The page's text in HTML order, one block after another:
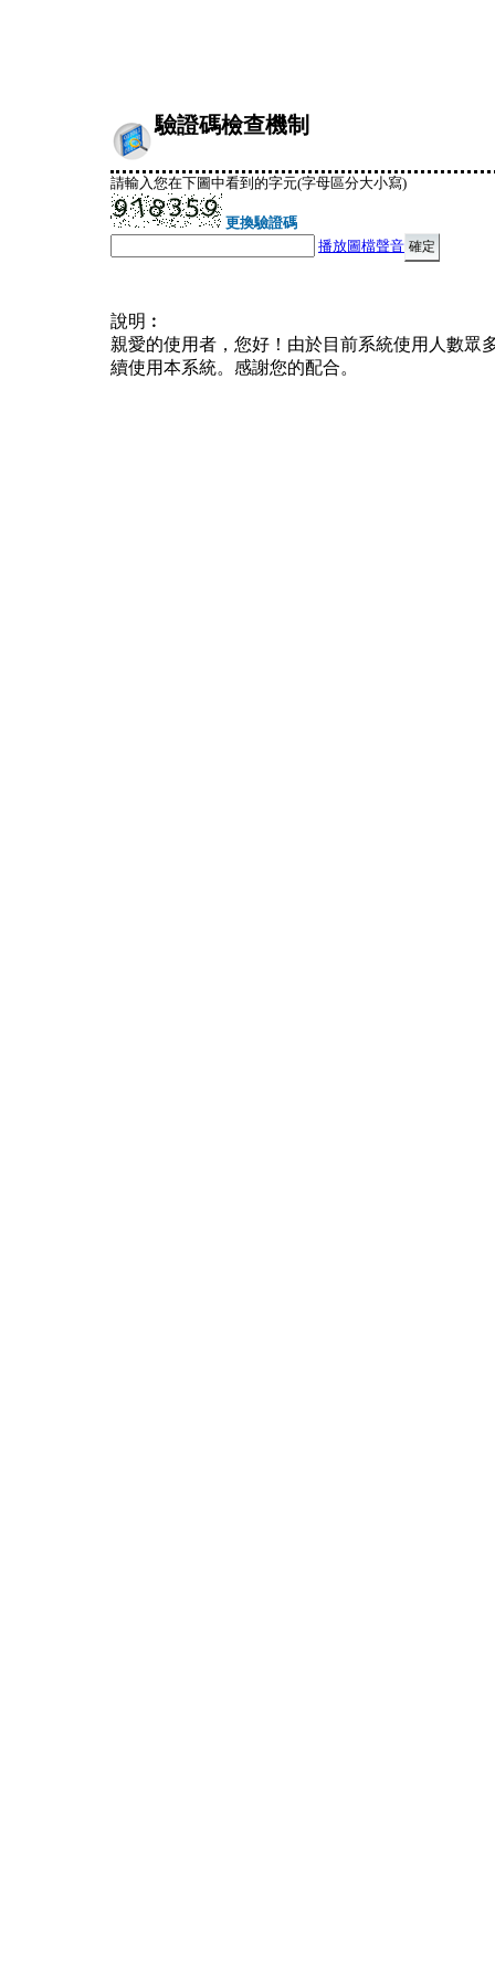
驗證碼檢查機制
請輸入您在下圖中看到的字元(字母區分大小寫)
更換驗證碼
播放圖檔聲音
說明︰
親愛的使用者，您好！由於目前系統使用人數眾
續使用本系統。感謝您的配合。